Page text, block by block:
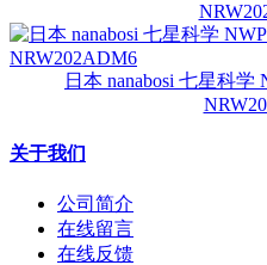
日本 nanabosi 七星科学
关于我们
公司简介
在线留言
在线反馈